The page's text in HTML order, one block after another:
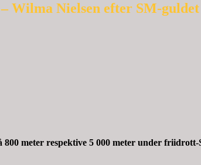
Wilma Nielsen efter SM-guldet
meter respektive 5 000 meter under